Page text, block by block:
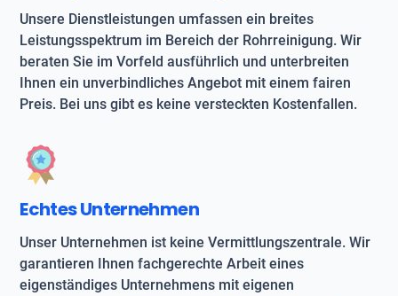
Unsere Dienstleistungen umfassen ein breites
Leistungsspektrum im Bereich der Rohrreinigung. Wir
beraten Sie im Vorfeld ausführlich und unterbreiten
Ihnen ein unverbindliches Angebot mit einem fairen
Preis. Bei uns gibt es keine versteckten Kostenfallen.
Echtes Unternehmen
Unser Unternehmen ist keine Vermittlungszentrale. Wir
garantieren Ihnen fachgerechte Arbeit eines
eigenständiges Unternehmens mit eigenen